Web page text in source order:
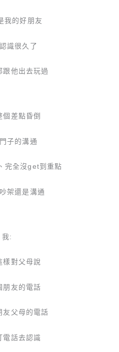
我的好朋友
識很久了
跟他出去玩過
個差點昏倒
子的溝通
完全沒get到重點
架還是溝通
我:
樣對父母說
朋友的電話
友父母的電話
電話去認識